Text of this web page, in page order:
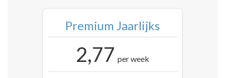
Premium Jaarlijks
2,77 per week